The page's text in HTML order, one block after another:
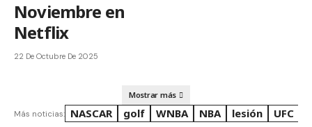
Noviembre en
Netflix
22 De Octubre De 2025
Mostrar más
Más noticias: NASCAR golf WNBA NBA lesión UFC